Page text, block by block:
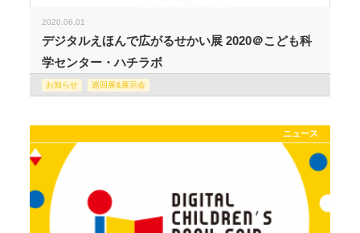
2020.06.01
デジタルえほんで広がるせかい展 2020＠こども科
学センター・ハチラボ
お知らせ 巡回展&展示会
ニュース